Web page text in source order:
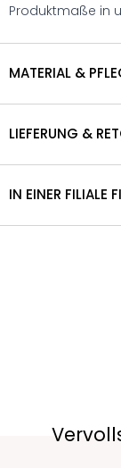
Produktmaße in
MATERIAL &
LIEFERUNG &
IN EINER FILIALE